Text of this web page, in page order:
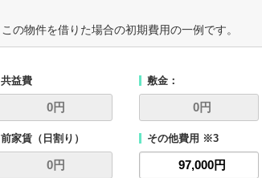
この物件を借りた場合の初期費用の一例です。
共益費 敷金：
前家賃（日割り） その他費用 ※3